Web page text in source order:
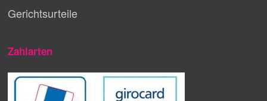
Gerichtsurteile
Zahlarten